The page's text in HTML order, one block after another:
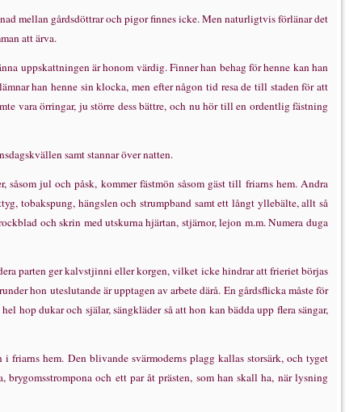
mellan gårdsdöttrar och pigor finnes icke. Men naturligtvis förlänar det
attärva.
nna uppskattningenär honom värdig. Finner han behag för henne kan han
ämnar han henne sin klocka, men efter någon tid resa de till staden för att
mte varaörringar, ju större dess bättre, och nu hör till en ordentlig fästning
ällen samt stannaröver natten.
såsom jul och påsk, kommer fästmön såsom gäst till friarns hem. Andra
tobakspung, hängslen och strumpband samt ett långt yllebälte, allt så
och skrin med utskurna hjärtan, stjärnor, lejon m.m. Numera duga
parten ger kalvstjinni eller korgen, vilket icke hindrar att frieriet börjas
hon uteslutandeär upptagen av arbete därå. En gårdsflicka måste för
hel hop dukar och själar, sängkläder såatt hon kan bädda upp flera säng­ar,
i friarns hem. Den blivande svärmoderns plagg kallas storsärk, och tyget
brygomsstrompona och ett paråt prästen, som han skall ha, när lysning